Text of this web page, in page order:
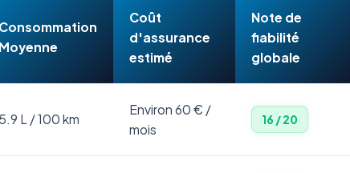
Consommation
Moyenne
Coût
d'assurance
estimé
Note de
fiabilité
globale
5.9 L / 100 km
Environ 60 € /
mois
16 / 20